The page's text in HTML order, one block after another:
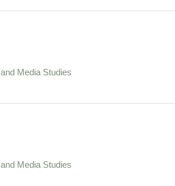
Media Studies
Media Studies